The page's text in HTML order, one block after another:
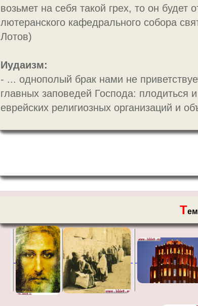
возьмет на себя такой грех, то он будет
лютеранского кафедрального собора
Лотов)
Иудаизм:
- ... однополый брак нами не
главных заповедей Господа: плодиться
еврейских религиозных организаций и
Т